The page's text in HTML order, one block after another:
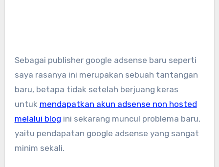
Sebagai publisher google adsense baru seperti
saya rasanya ini merupakan sebuah tantangan
baru, betapa tidak setelah berjuang keras
untuk mendapatkan akun adsense non hosted
melalui blog ini sekarang muncul problema baru,
yaitu pendapatan google adsense yang sangat
minim sekali.